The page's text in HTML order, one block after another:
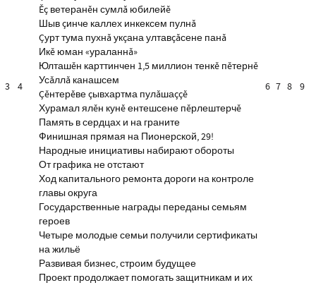
3 4
Ĕç ветеранĕн сумлă юбилейĕ
Шыв çинче каллех инкексем пулнă
Çурт тума пухнă укçана ултавçăсене панă
Икĕ юман «ураланнă»
Юлташĕн карттинчен 1,5 миллион тенкĕ пĕтернĕ
Усăллă канашсем
Çĕнтерĕве çывхартма пулăшаççĕ
Хурамал ялĕн кунĕ ентешсене пĕрлештерчĕ
Память в сердцах и на граните
Финишная прямая на Пионерской, 29!
Народные инициативы набирают обороты
От графика не отстают
Ход капитального ремонта дороги на контроле
главы округа
Государственные награды переданы семьям
героев
Четыре молодые семьи получили сертификаты
на жильё
Развивая бизнес, строим будущее
Проект продолжает помогать защитникам и их
6 7 8 9